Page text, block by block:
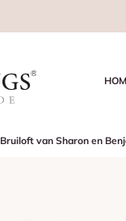
Bruiloft van Sharon en